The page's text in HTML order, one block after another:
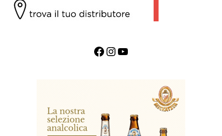
Facebook InstagramYouTube